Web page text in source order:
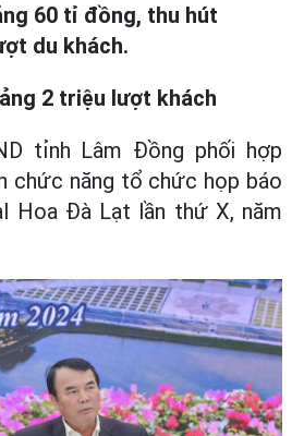
60 tỉ đồng, thu hút
du khách.
2 triệu lượt khách
tỉnh Lâm Đồng phối hợp
chức năng tổ chức họp báo
Hoa Đà Lạt lần thứ X, năm